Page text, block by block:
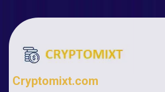
Cryptomixt.com